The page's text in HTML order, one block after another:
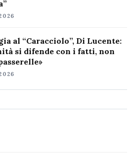
al “Caracciolo”, Di Lucente:
si difende con i fatti, non